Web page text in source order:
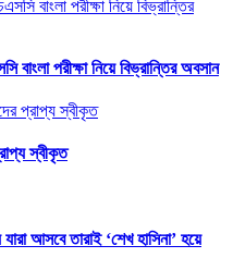
পরীক্ষা নিয়ে বিভ্রান্তির অবসান
স্বীকৃত
আসবে তারাই ‘শেখ হাসিনা’ হয়ে